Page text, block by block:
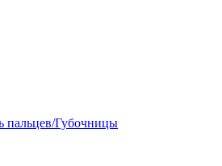
пальцев/Губочницы